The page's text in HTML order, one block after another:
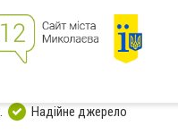
Надійне джерело